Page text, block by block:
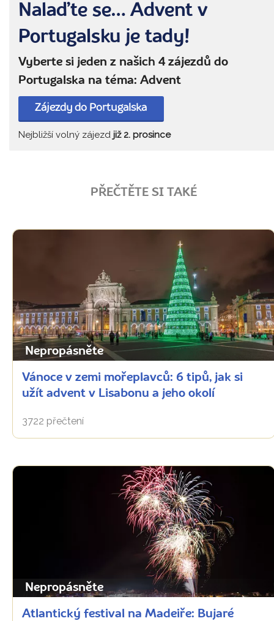
Nalaďte se… Advent v
Portugalsku je tady!
Vyberte si jeden z našich 4 zájezdů do
Portugalska na téma: Advent
Zájezdy do Portugalska
Nejbližší volný zájezd již 2. prosince
PŘEČTĚTE SI TAKÉ
Nepropásněte
Vánoce v zemi mořeplavců: 6 tipů, jak si
užít advent v Lisabonu a jeho okolí
3722 přečtení
Nepropásněte
Atlantický festival na Madeiře: Bujaré